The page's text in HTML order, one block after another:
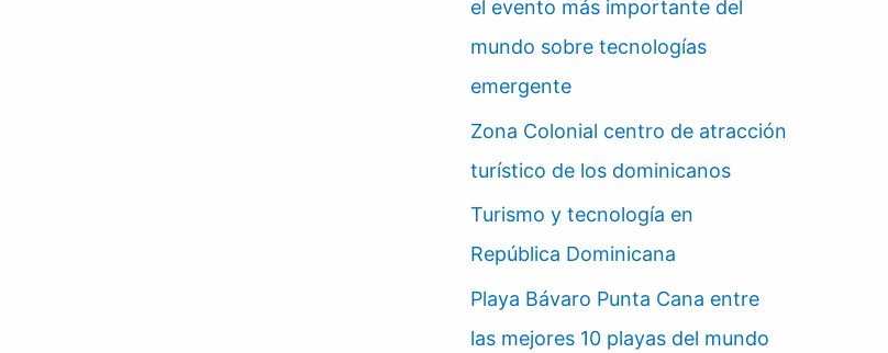
el evento más importante del
mundo sobre tecnologías
emergente
Zona Colonial centro de atracción
turístico de los dominicanos
Turismo y tecnología en
República Dominicana
Playa Bávaro Punta Cana entre
las mejores 10 playas del mundo